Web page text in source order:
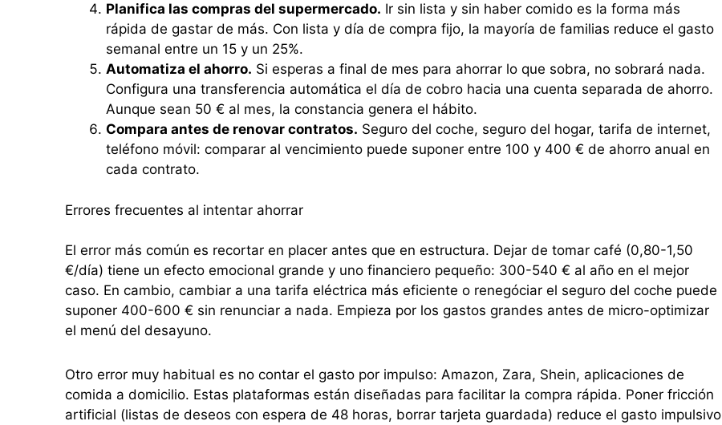
Planifica las compras del supermercado. Ir sin lista y sin haber comido es la forma más
rápida de gastar de más. Con lista y día de compra fijo, la mayoría de familias reduce el gasto
semanal entre un 15 y un 25%.
Automatiza el ahorro. Si esperas a final de mes para ahorrar lo que sobra, no sobrará nada.
Configura una transferencia automática el día de cobro hacia una cuenta separada de ahorro.
Aunque sean 50 € al mes, la constancia genera el hábito.
Compara antes de renovar contratos. Seguro del coche, seguro del hogar, tarifa de internet,
teléfono móvil: comparar al vencimiento puede suponer entre 100 y 400 € de ahorro anual en
cada contrato.
Errores frecuentes al intentar ahorrar
El error más común es recortar en placer antes que en estructura. Dejar de tomar café (0,80-1,50
€/día) tiene un efecto emocional grande y uno financiero pequeño: 300-540 € al año en el mejor
caso. En cambio, cambiar a una tarifa eléctrica más eficiente o renegóciar el seguro del coche puede
suponer 400-600 € sin renunciar a nada. Empieza por los gastos grandes antes de micro-optimizar
el menú del desayuno.
Otro error muy habitual es no contar el gasto por impulso: Amazon, Zara, Shein, aplicaciones de
comida a domicilio. Estas plataformas están diseñadas para facilitar la compra rápida. Poner fricción
artificial (listas de deseos con espera de 48 horas, borrar tarjeta guardada) reduce el gasto impulsivo